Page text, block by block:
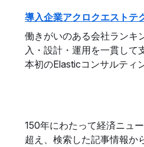
導入企業アクロクエストテ
働きがいのある会社ランキ
入・設計・運用を一貫して
本初のElasticコンサルティ
150年にわたって経済ニュ
超え、検索した記事情報か